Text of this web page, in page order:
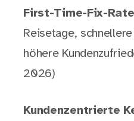
First-Time-Fix-
Reisetage,
höhere
2026)
Kundenzentrierte